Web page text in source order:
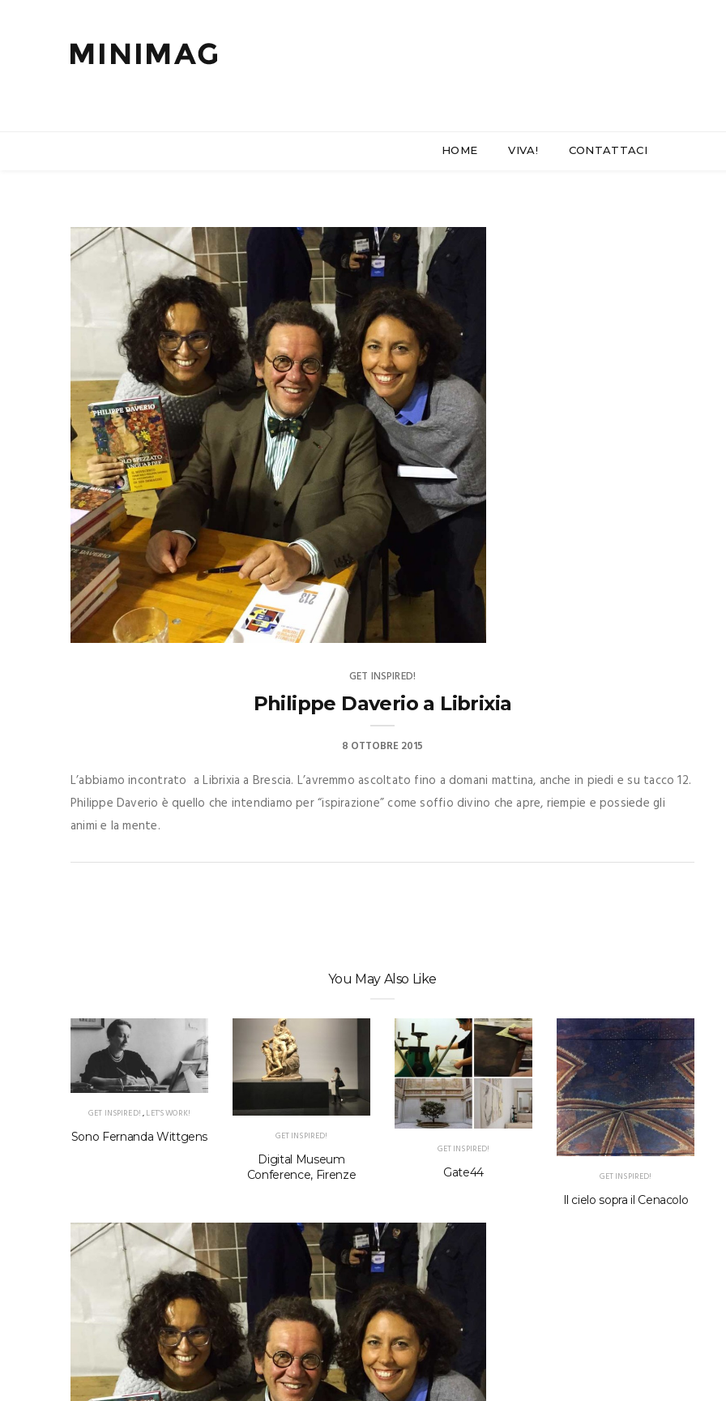
HOME VIVA! CONTATTACI
GET INSPIRED!
Philippe Daverio a Librixia
8 OTTOBRE 2015
L’abbiamo incontrato a Librixia a Brescia. L’avremmo ascoltato fino a domani mattina, anche in piedi e su tacco 12.
Philippe Daverio è quello che intendiamo per “ispirazione” come soffio divino che apre, riempie e possiede gli
animi e la mente.
You May Also Like
GET INSPIRED!,LET'S WORK!
Sono Fernanda Wittgens GET INSPIRED!
Digital Museum
Conference, Firenze
GET INSPIRED!
Gate44 GET INSPIRED!
Il cielo sopra il Cenacolo